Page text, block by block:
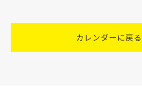
カレンダーに戻る